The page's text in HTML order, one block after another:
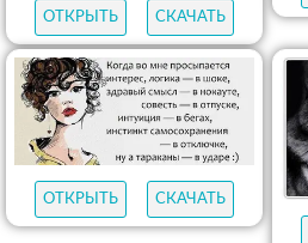
ОТКРЫТЬ СКАЧАТЬ
ОТКРЫТЬ СКАЧАТЬ